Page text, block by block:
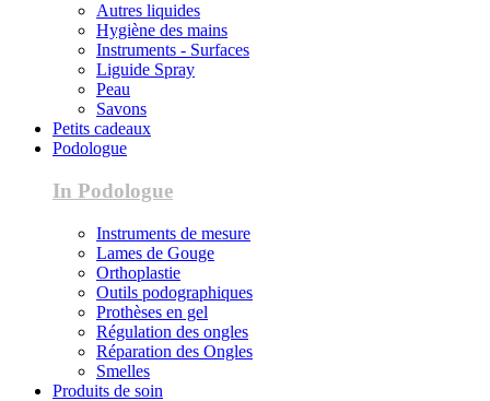
Autres liquides
Hygiène des mains
Instruments - Surfaces
Liguide Spray
Peau
Savons
Petits cadeaux
Podologue
In Podologue
Instruments de mesure
Lames de Gouge
Orthoplastie
Outils podographiques
Prothèses en gel
Régulation des ongles
Réparation des Ongles
Smelles
Produits de soin